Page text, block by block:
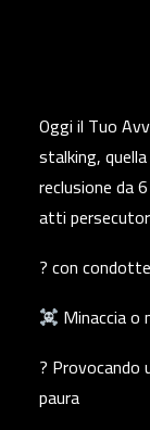
Oggi il Tuo
stalking,
reclusione da
atti
? con
Minaccia
? Provocando
paura